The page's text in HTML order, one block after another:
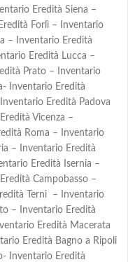
Eredità Siena –
Forlì – Inventario
– Inventario Eredità
Eredità Lucca –
Prato – Inventario
Inventario Eredità
Eredità Padova
Vicenza –
Roma – Inventario
– Inventario Eredità
Eredità Isernia –
Campobasso –
Terni – Inventario
– Inventario Eredità
Eredità Macerata
Eredità Bagno a Ripoli
Inventario Eredità